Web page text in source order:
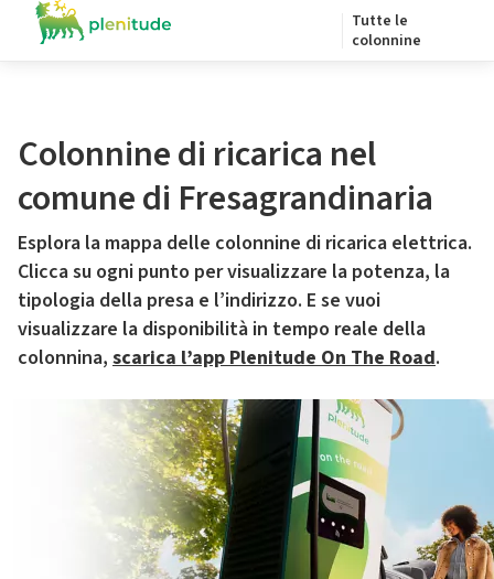
Tutte le
colonnine
Colonnine di ricarica nel
comune di Fresagrandinaria
Esplora la mappa delle colonnine di ricarica elettrica.
Clicca su ogni punto per visualizzare la potenza, la
tipologia della presa e l’indirizzo. E se vuoi
visualizzare la disponibilità in tempo reale della
colonnina, scarica l’app Plenitude On The Road.